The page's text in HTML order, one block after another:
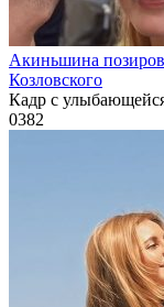
Акиньшина
Козловского
Кадр с
0382